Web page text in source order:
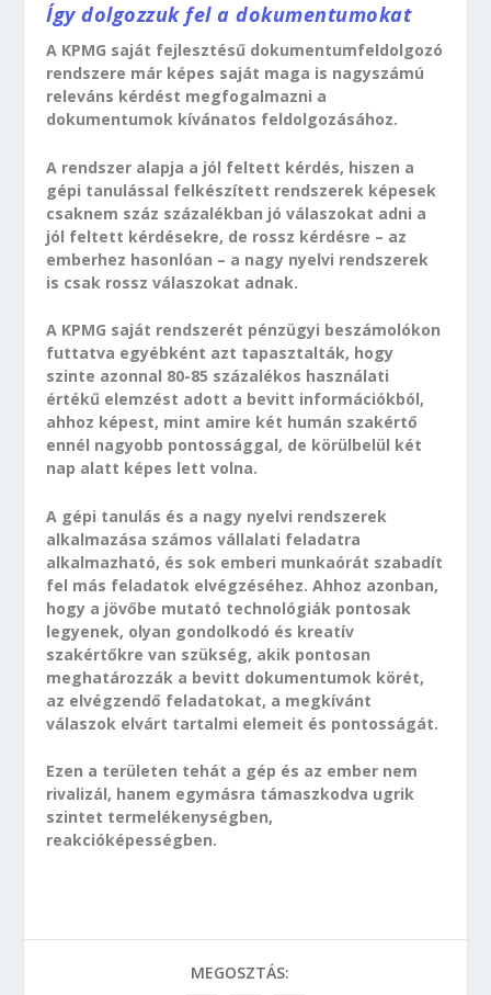
Így dolgozzuk fel a dokumentumokat
A KPMG saját fejlesztésű dokumentumfeldolgozó
rendszere már képes saját maga is nagyszámú
releváns kérdést megfogalmazni a
dokumentumok kívánatos feldolgozásához.
A rendszer alapja a jól feltett kérdés, hiszen a
gépi tanulással felkészített rendszerek képesek
csaknem száz százalékban jó válaszokat adni a
jól feltett kérdésekre, de rossz kérdésre – az
emberhez hasonlóan – a nagy nyelvi rendszerek
is csak rossz válaszokat adnak.
A KPMG saját rendszerét pénzügyi beszámolókon
futtatva egyébként azt tapasztalták, hogy
szinte azonnal 80-85 százalékos használati
értékű elemzést adott a bevitt információkból,
ahhoz képest, mint amire két humán szakértő
ennél nagyobb pontossággal, de körülbelül két
nap alatt képes lett volna.
A gépi tanulás és a nagy nyelvi rendszerek
alkalmazása számos vállalati feladatra
alkalmazható, és sok emberi munkaórát szabadít
fel más feladatok elvégzéséhez. Ahhoz azonban,
hogy a jövőbe mutató technológiák pontosak
legyenek, olyan gondolkodó és kreatív
szakértőkre van szükség, akik pontosan
meghatározzák a bevitt dokumentumok körét,
az elvégzendő feladatokat, a megkívánt
válaszok elvárt tartalmi elemeit és pontosságát.
Ezen a területen tehát a gép és az ember nem
rivalizál, hanem egymásra támaszkodva ugrik
szintet termelékenységben,
reakcióképességben.
MEGOSZTÁS: